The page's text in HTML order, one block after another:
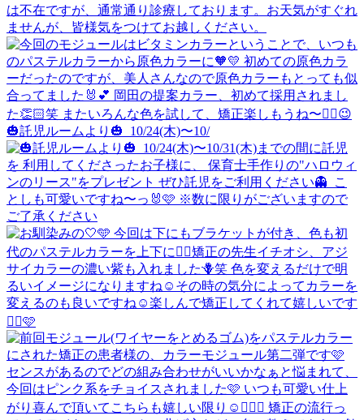
🎃託児ルームより🎃 ⁡ 10/24(木)〜10/